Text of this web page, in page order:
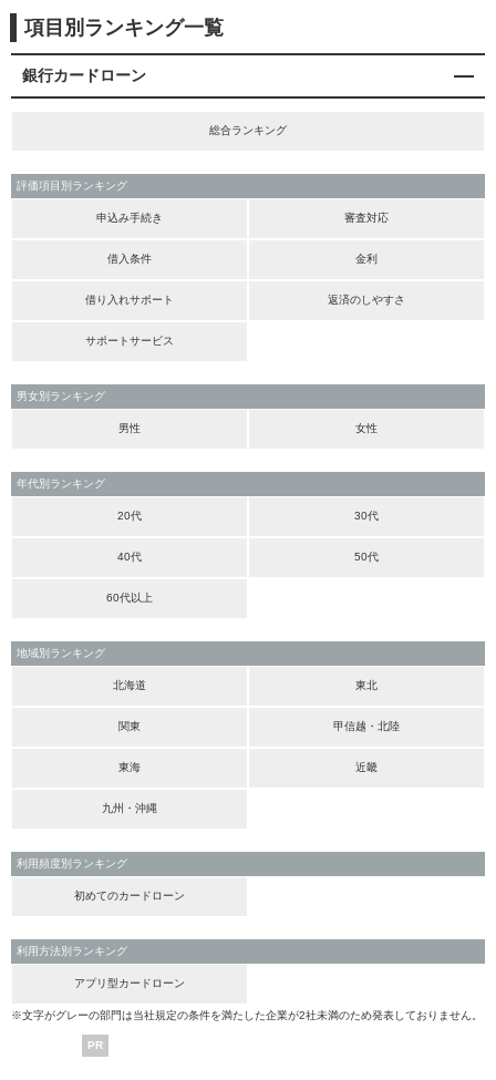
項目別ランキング一覧
銀行カードローン
総合ランキング
評価項目別ランキング
申込み手続き 審査対応
借入条件 金利
借り入れサポート 返済のしやすさ
サポートサービス
男女別ランキング
男性 女性
年代別ランキング
20代 30代
40代 50代
60代以上
地域別ランキング
北海道 東北
関東 甲信越・北陸
東海 近畿
九州・沖縄
利用頻度別ランキング
初めてのカードローン
利用方法別ランキング
アプリ型カードローン
※文字がグレーの部門は当社規定の条件を満たした企業が2社未満のため発表しておりません。
PR